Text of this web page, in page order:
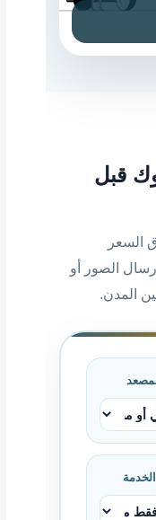
قبل
السعر
الصور أو
المدن.